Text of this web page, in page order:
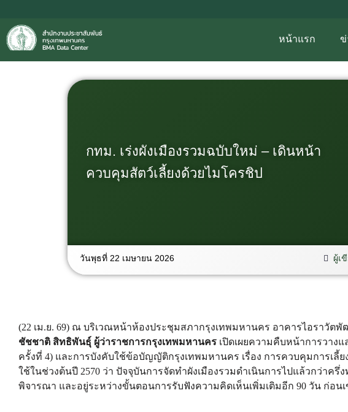
หน้าแรก ข่
กทม. เร่งผังเมืองรวมฉบับใหม่ – เดินหน้า
ควบคุมสัตว์เลี้ยงด้วยไมโครชิป
วันพุธที่ 22 เมษายน 2026 ผู้เ
(22 เม.ย. 69) ณ บริเวณหน้าห้องประชุมสภากรุงเทพมหานคร อาคารไอราวัต
ชัชชาติ สิทธิพันธุ์ ผู้ว่าราชการกรุงเทพมหานคร เปิดเผยความคืบหน้าการวาง
ครั้งที่ 4) และการบังคับใช้ข้อบัญญัติกรุงเทพมหานคร เรื่อง การควบคุมการเลี้
ใช้ในช่วงต้นปี 2570 ว่า ปัจจุบันการจัดทำผังเมืองรวมดำเนินการไปแล้วกว่าครึ่
พิจารณา และอยู่ระหว่างขั้นตอนการรับฟังความคิดเห็นเพิ่มเติมอีก 90 วัน ก่อ